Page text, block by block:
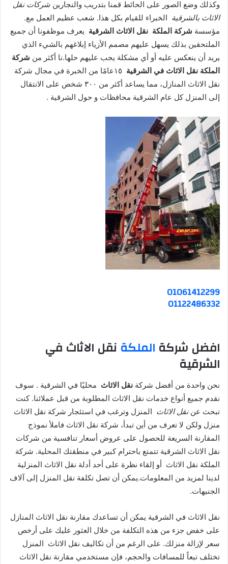
وكذلك وضع الصور على الحائط قمنا بتدريب والنجارين شركات نقل
الاثاث بالشرقية الخبراء للقيام بكل هذا. شعب عظيم العمل مع.
مؤسسة شركة الملكة نقل الاثاث الشرقية يعرف موظفونا أن جميع
الملتحقين بذلك يسهل عليهم مصمم الأزياء إبلاغهم بالشيء الذي
يريد أن ينعكس عليه أو أي مشكلة يجب عليهم حلها.نا أكثر من شركة
الملكة نقل الاثاث في الشرقية
١٥عامًا من الخبرة في مجال شركة
نقل الاثاث المنازل، مما يساعد أكثر من ٣٠٠ شخص على الانتقال
إلى المنزل كل عام الشرقية محافظات و حول الشرقية .
01061412299
01122486332
افضل شركة الملكة نقل الاثاث في
الشرقية
نحن واحدة من أفضل شركة نقل الاثاث محليًا في الشرقية . سوف
نقدم جميع أنواع خدمات نقل الاثاث المطلوبة من قبل عملائنا. كنت
تبحث عننقل الاثاث المنزل وترغب في استئجار شركة نقل الاثاث
منزل ولكن لا تعرف من أين تبدأ، شركة نقل الاثاث فاملأ نموذج
المقارنة السريعة للحصول على عروض أسعار تنافسية من شركات
نقل الاثاث الشرقية تتمتع باحترام كبير في منطقتك المحلية. شركة
الملكة نقل الاثاث أو إلقاء نظرة على أحد أدلة نقل الاثاث المنزلية
لدينا لمزيد من المعلومات.يمكن أن تصل تكلفة نقل المنزل إلى آلاف
الجنيهات.
نقل الاثاث في الشرقية يمكن أن تساعدك مقارنة نقل الاثاث المنازل
على خفض جزء من هذه التكلفة من خلال العثور عليك على أرخص
سعر لإزالة منزلك. على الرغم من أن تكاليف نقل الاثاث المنزل
تختلف تبعاً للمسافات والحجم، فإن مستخدمي مقارنة نقل الاثاث